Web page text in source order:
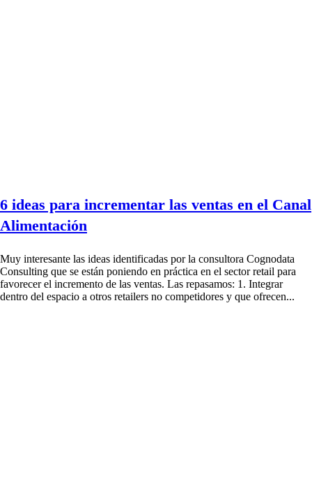
6 ideas para incrementar las ventas en el Canal
Alimentación
Muy interesante las ideas identificadas por la consultora Cognodata
Consulting que se están poniendo en práctica en el sector retail para
favorecer el incremento de las ventas. Las repasamos: 1. Integrar
dentro del espacio a otros retailers no competidores y que ofrecen...